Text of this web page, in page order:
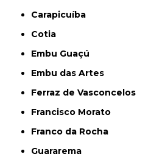
Carapicuíba
Cotia
Embu Guaçú
Embu das Artes
Ferraz de Vasconcelos
Francisco Morato
Franco da Rocha
Guararema